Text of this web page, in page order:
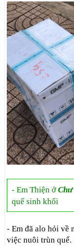
- Em Thiện ở
quế sinh khối
- Em đã alo hỏi về
việc nuôi trùn quế.